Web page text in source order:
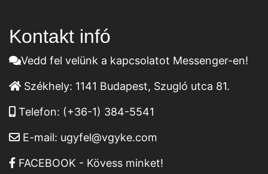
Kontakt infó
Vedd fel velünk a kapcsolatot Messenger-en!
Székhely: 1141 Budapest, Szugló utca 81.
Telefon: (+36-1) 384-5541
E-mail: ugyfel@vgyke.com
FACEBOOK - Kövess minket!